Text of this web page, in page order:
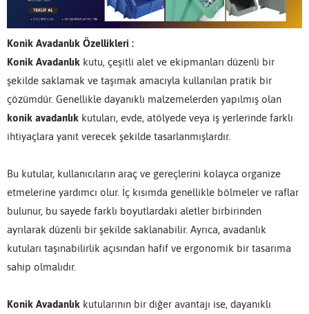
Konik Avadanlık Özellikleri :
Konik Avadanlık kutu, çeşitli alet ve ekipmanları düzenli bir
şekilde saklamak ve taşımak amacıyla kullanılan pratik bir
çözümdür. Genellikle dayanıklı malzemelerden yapılmış olan
konik avadanlık kutuları, evde, atölyede veya iş yerlerinde farklı
ihtiyaçlara yanıt verecek şekilde tasarlanmışlardır.
Bu kutular, kullanıcıların araç ve gereçlerini kolayca organize
etmelerine yardımcı olur. İç kısımda genellikle bölmeler ve raflar
bulunur, bu sayede farklı boyutlardaki aletler birbirinden
ayrılarak düzenli bir şekilde saklanabilir. Ayrıca, avadanlık
kutuları taşınabilirlik açısından hafif ve ergonomik bir tasarıma
sahip olmalıdır.
Konik Avadanlık kutularının bir diğer avantajı ise, dayanıklı